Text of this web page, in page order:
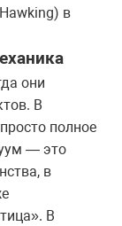
в
они
В
полное
— это
в
В